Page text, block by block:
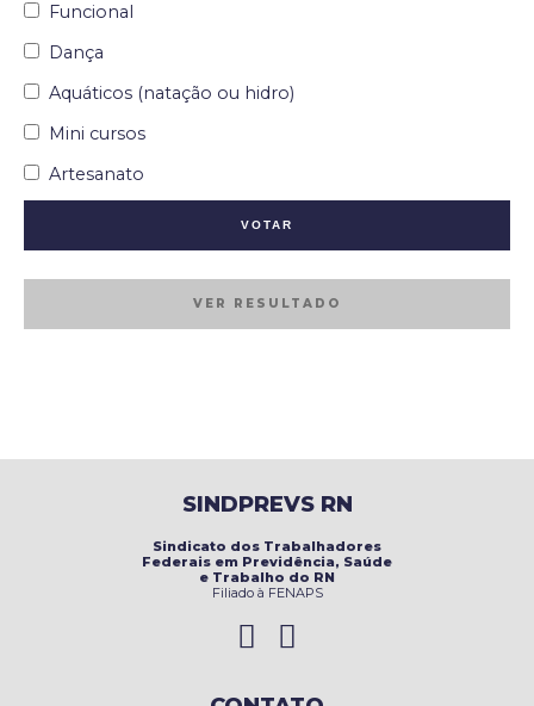
Funcional
Dança
Aquáticos (natação ou hidro)
Mini cursos
Artesanato
VER RESULTADO
SINDPREVS RN
Sindicato dos Trabalhadores
Federais em Previdência, Saúde
e Trabalho do RN
Filiado à FENAPS